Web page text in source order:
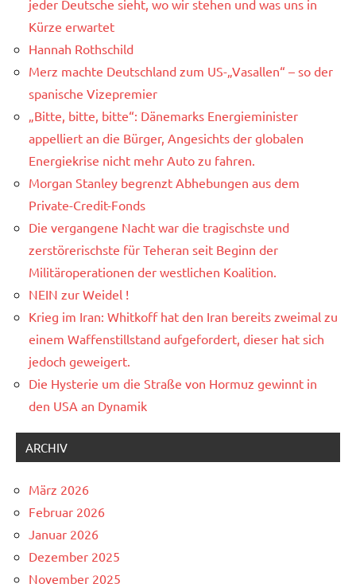
jeder Deutsche sieht, wo wir stehen und was uns in
Kürze erwartet
Hannah Rothschild
Merz machte Deutschland zum US-„Vasallen“ – so der
spanische Vizepremier
„Bitte, bitte, bitte“: Dänemarks Energieminister
appelliert an die Bürger, Angesichts der globalen
Energiekrise nicht mehr Auto zu fahren.
Morgan Stanley begrenzt Abhebungen aus dem
Private-Credit-Fonds
Die vergangene Nacht war die tragischste und
zerstörerischste für Teheran seit Beginn der
Militäroperationen der westlichen Koalition.
NEIN zur Weidel !
Krieg im Iran: Whitkoff hat den Iran bereits zweimal zu
einem Waffenstillstand aufgefordert, dieser hat sich
jedoch geweigert.
Die Hysterie um die Straße von Hormuz gewinnt in
den USA an Dynamik
ARCHIV
März 2026
Februar 2026
Januar 2026
Dezember 2025
November 2025